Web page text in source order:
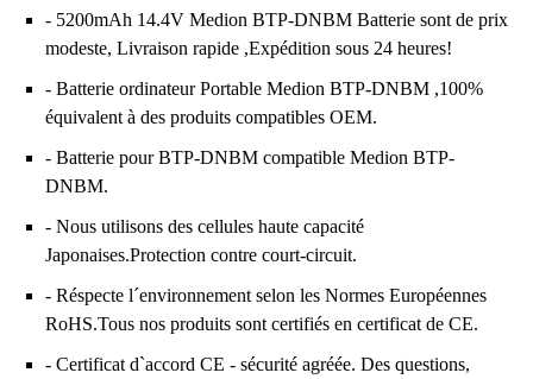
- 5200mAh 14.4V Medion BTP-DNBM Batterie sont de prix
modeste, Livraison rapide ,Expédition sous 24 heures!
- Batterie ordinateur Portable Medion BTP-DNBM ,100%
équivalent à des produits compatibles OEM.
- Batterie pour BTP-DNBM compatible Medion BTP-
DNBM.
- Nous utilisons des cellules haute capacité
Japonaises.Protection contre court-circuit.
- Réspecte l´environnement selon les Normes Européennes
RoHS.Tous nos produits sont certifiés en certificat de CE.
- Certificat d`accord CE - sécurité agréée. Des questions,